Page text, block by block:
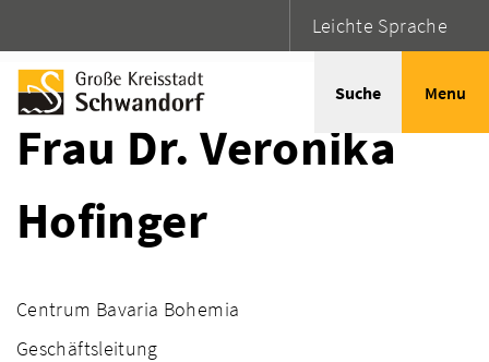
Leichte Sprache
Suche Menu
Frau Dr. Veronika
Hofinger
Centrum Bavaria Bohemia
Geschäftsleitung